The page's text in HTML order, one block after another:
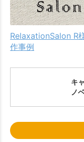
RelaxationSalon R
作事例
キ
ノ